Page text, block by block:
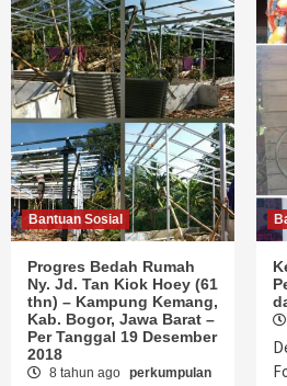
Bantuan Sosial
Progres Bedah Rumah
Ny. Jd. Tan Kiok Hoey (61
thn) – Kampung Kemang,
Kab. Bogor, Jawa Barat –
Per Tanggal 19 Desember
2018
8 tahun ago perkumpulan